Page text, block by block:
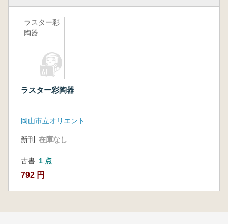
ラスター彩
陶器
ラスター彩陶器
岡山市立オリエント美術館
新刊 在庫なし
古書 1 点
792 円